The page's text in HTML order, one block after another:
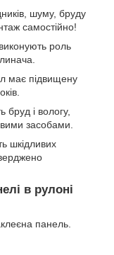
шуму, бруду
самостійно!
роль
має підвищену
бруд і вологу,
засобами.
шкідливих
в рулоні
панель.